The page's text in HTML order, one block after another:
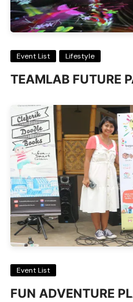
Event List Lifestyle
TEAMLAB FUTURE
Event List
FUN ADVENTURE